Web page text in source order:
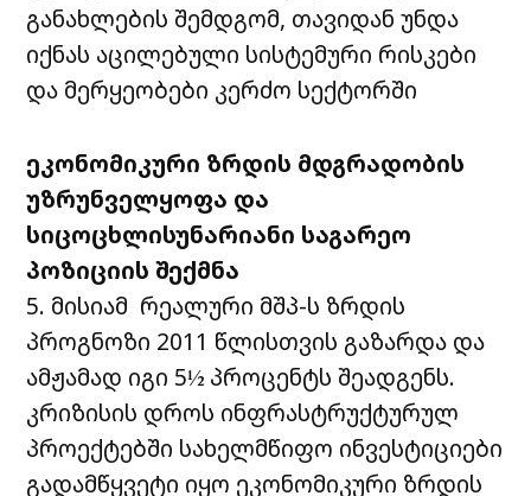
განახლების შემდგომ, თავიდან უნდა
იქნას აცილებული სისტემური რისკები
და მერყეობები კერძო სექტორში
ეკონომიკური ზრდის მდგრადობის
უზრუნველყოფა და
სიცოცხლისუნარიანი საგარეო
პოზიციის შექმნა
5. მისიამ რეალური მშპ-ს ზრდის
პროგნოზი 2011 წლისთვის გაზარდა და
ამჟამად იგი 5½ პროცენტს შეადგენს.
კრიზისის დროს ინფრასტრუქტურულ
პროექტებში სახელმწიფო ინვესტიციები
გადამწყვეტი იყო ეკონომიკური ზრდის